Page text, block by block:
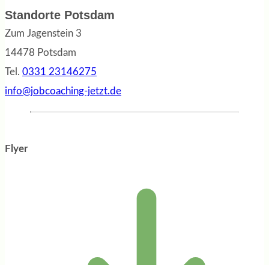
Standorte Potsdam
Zum Jagenstein 3
14478 Potsdam
Tel. 0331 23146275
info@jobcoaching-jetzt.de
Flyer